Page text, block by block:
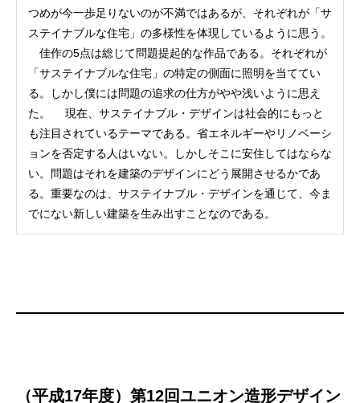
つめが今一歩足りないのが不満ではあるが、それぞれが「サ
ステイナブルな住宅」の多様性を体現しているように思う。
佳作の5点は総じて問題提起的な作品である。それぞれが
「サステイナブルな住宅」の特定の側面に照明を当ててい
る。しかし僕には問題の追求の仕方がやや浅いように思え
た。 現在、サステイナブル・デザインは社会的にもっと
も注目されているテーマである。省エネルギーやリノベーシ
ョンを否定する人はいない。しかしそこに安住してはならな
い。問題はそれを建築のデザインにどう展開させるかであ
る。重要なのは、サステイナブル・デザインを通じて、今ま
でにない新しい建築を生み出すことなのである。
（平成17年度）第12回ユニオン造形デザイン